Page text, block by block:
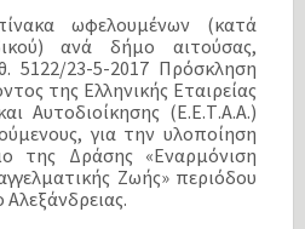
ωφελουμένων (κατά
ανά δήμο αιτούσας,
5122/23-5-2017 Πρόσκληση
της Ελληνικής Εταιρείας
Αυτοδιοίκησης (Ε.Ε.Τ.Α.Α.)
για την υλοποίηση
της Δράσης «Εναρμόνιση
Ζωής» περιόδου